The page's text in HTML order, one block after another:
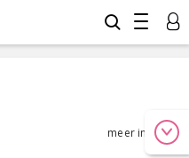
meer info